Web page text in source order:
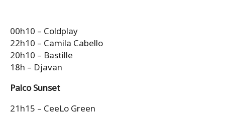
00h10 – Coldplay
22h10 – Camila Cabello
20h10 – Bastille
18h – Djavan
Palco Sunset
21h15 – CeeLo Green